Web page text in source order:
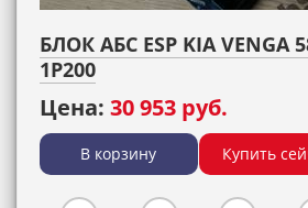
БЛОК АБС ESP KIA VENGA
1P200
Цена: 30 953 руб.
В корзину Купить